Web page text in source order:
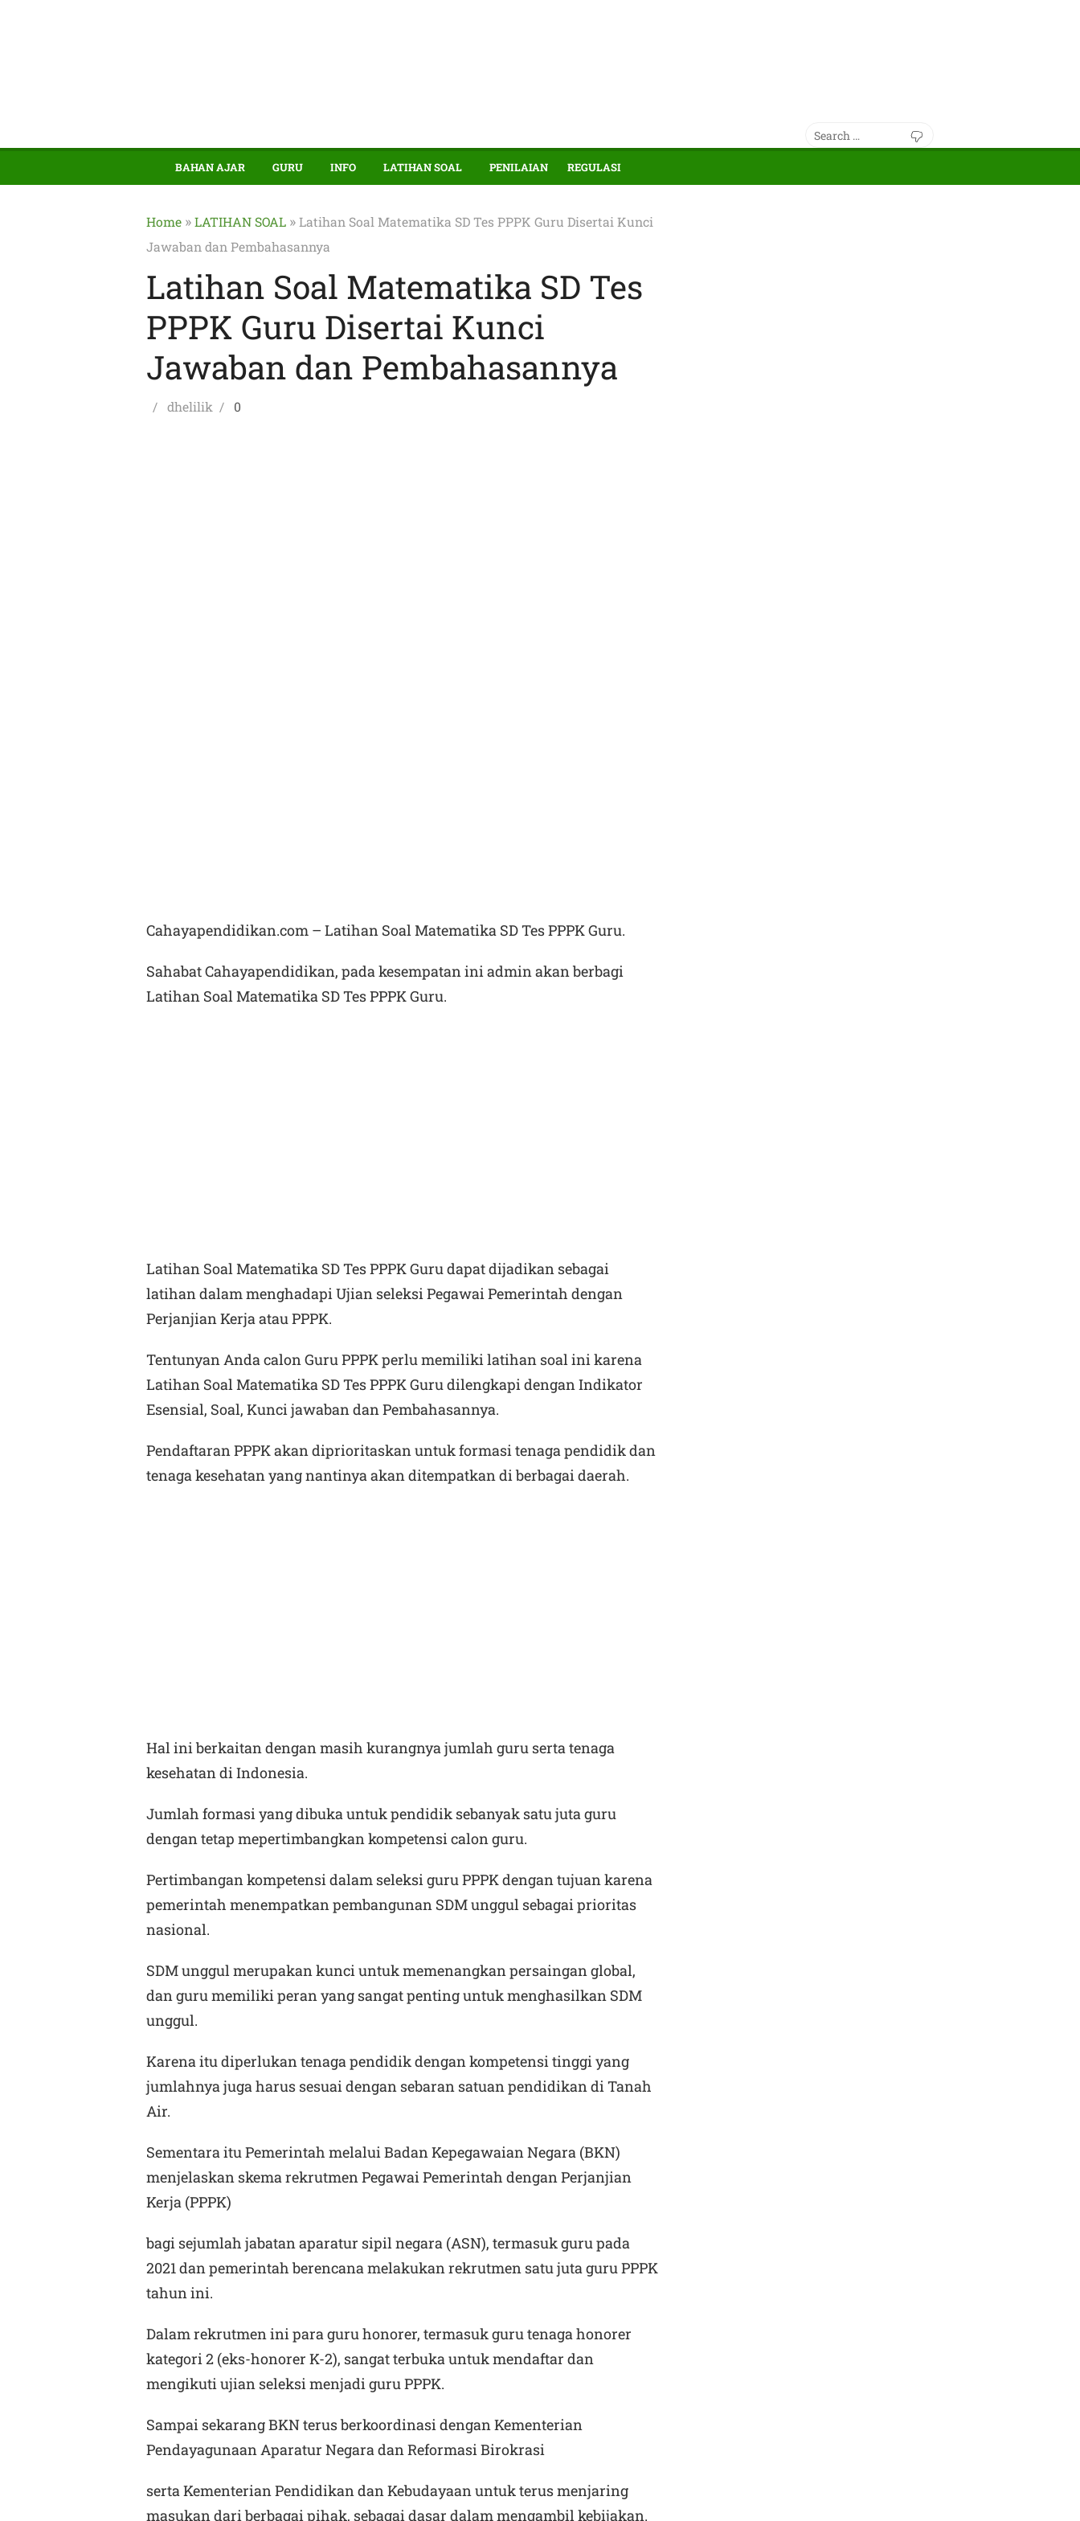
Search
Search
BAHAN AJAR GURU INFO LATIHAN SOAL PENILAIAN REGULASI
Home »LATIHAN SOAL »Latihan Soal Matematika SD Tes PPPK Guru Disertai Kunci
Jawaban dan Pembahasannya
Latihan Soal Matematika SD Tes
PPPK Guru Disertai Kunci
Jawaban dan Pembahasannya
Posted
Author
dhelilik 0
Cahayapendidikan.com – Latihan Soal Matematika SD Tes PPPK Guru.
Sahabat Cahayapendidikan, pada kesempatan ini admin akan berbagi
Latihan Soal Matematika SD Tes PPPK Guru.
Latihan Soal Matematika SD Tes PPPK Gurudapat dijadikan sebagai
latihan dalam menghadapi Ujian seleksi Pegawai Pemerintah dengan
Perjanjian Kerja atau PPPK.
Tentunyan Anda calon Guru PPPK perlu memiliki latihan soal ini karena
Latihan Soal Matematika SD Tes PPPK Guru dilengkapi dengan Indikator
Esensial, Soal, Kunci jawaban dan Pembahasannya.
Pendaftaran PPPK akan diprioritaskan untuk formasi tenaga pendidik dan
tenaga kesehatan yang nantinya akan ditempatkan di berbagai daerah.
Hal ini berkaitan dengan masih kurangnya jumlah guru serta tenaga
kesehatan di Indonesia.
Jumlah formasi yang dibuka untuk pendidik sebanyak satu juta guru
dengan tetap mepertimbangkan kompetensi calon guru.
Pertimbangan kompetensi dalam seleksi guru PPPK dengan tujuan karena
pemerintah menempatkan pembangunan SDM unggul sebagai prioritas
nasional.
SDM unggul merupakan kunci untuk memenangkan persaingan global,
dan guru memiliki peran yang sangat penting untuk menghasilkan SDM
unggul.
Karena itu diperlukan tenaga pendidik dengan kompetensi tinggi yang
jumlahnya juga harus sesuai dengan sebaran satuan pendidikan di Tanah
Air.
Sementara itu Pemerintah melalui Badan Kepegawaian Negara (BKN)
menjelaskan skema rekrutmen Pegawai Pemerintah dengan Perjanjian
Kerja (PPPK)
bagi sejumlah jabatan aparatur sipil negara (ASN), termasuk guru pada
2021 dan pemerintah berencana melakukan rekrutmen satu juta guru PPPK
tahun ini.
Dalam rekrutmen ini para guru honorer, termasuk guru tenaga honorer
kategori 2 (eks-honorer K-2), sangat terbuka untuk mendaftar dan
mengikuti ujian seleksi menjadi guru PPPK.
Sampai sekarang BKN terus berkoordinasi dengan Kementerian
Pendayagunaan Aparatur Negara dan Reformasi Birokrasi
serta Kementerian Pendidikan dan Kebudayaan untuk terus menjaring
masukan dari berbagai pihak, sebagai dasar dalam mengambil kebijakan.